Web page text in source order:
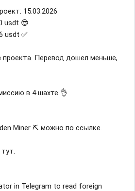
15.03.2026
usdt 😎
usdt ✅
Перевод дошел меньше,
в 4 шахте 👌
Miner ⛏ можно по ссылке.
in Telegram to read foreign